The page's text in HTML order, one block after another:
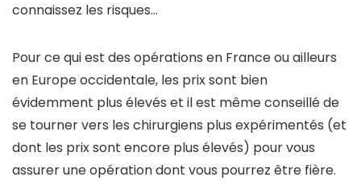
connaissez les risques…
Pour ce qui est des opérations en France ou ailleurs
en Europe occidentale, les prix sont bien
évidemment plus élevés et il est même conseillé de
se tourner vers les chirurgiens plus expérimentés (et
dont les prix sont encore plus élevés) pour vous
assurer une opération dont vous pourrez être fière.